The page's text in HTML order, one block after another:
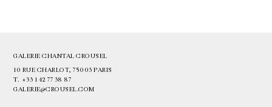
GALERIE CHANTAL CROUSEL
10 RUE CHARLOT, 75003 PARIS
T. +33 1 42 77 38 87
GALERIE@CROUSEL.COM